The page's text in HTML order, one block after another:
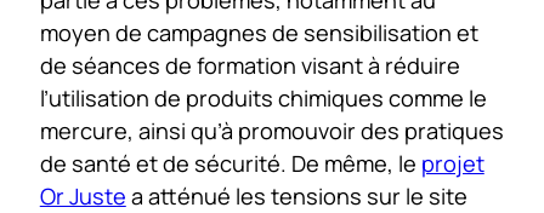
moyen de campagnes de sensibilisation et
de séances de formation visant à réduire
l’utilisation de produits chimiques comme le
mercure, ainsi qu’à promouvoir des pratiques
de santé et de sécurité. De même, le projet
Or Juste a atténué les tensions sur le site